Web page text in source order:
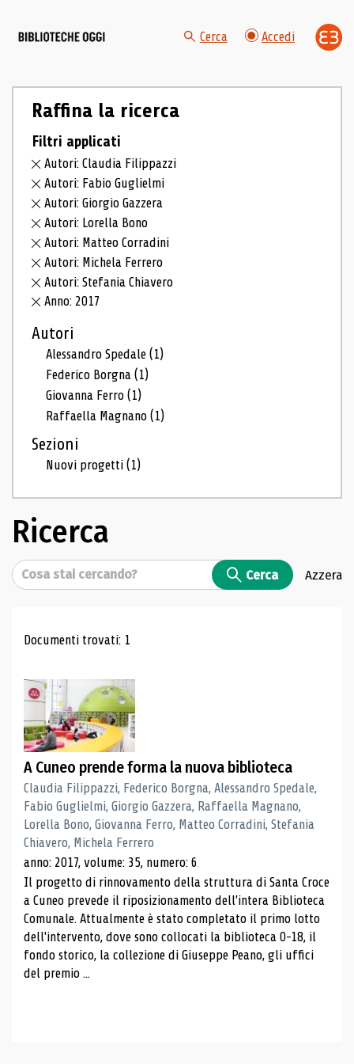
Cerca Accedi
Raffina la ricerca
Filtri applicati
Autori: Claudia Filippazzi
Autori: Fabio Guglielmi
Autori: Giorgio Gazzera
Autori: Lorella Bono
Autori: Matteo Corradini
Autori: Michela Ferrero
Autori: Stefania Chiavero
Anno: 2017
Autori
Alessandro Spedale(1)
Federico Borgna(1)
Giovanna Ferro(1)
Raffaella Magnano(1)
Sezioni
Nuovi progetti(1)
Ricerca
Cerca Cerca Azzera
Risultati di ricerca
Documenti trovati: 1
A Cuneo prende forma la nuova biblioteca
Claudia Filippazzi, Federico Borgna, Alessandro Spedale,
Fabio Guglielmi, Giorgio Gazzera, Raffaella Magnano,
Lorella Bono, Giovanna Ferro, Matteo Corradini, Stefania
Chiavero, Michela Ferrero
anno: 2017, volume: 35, numero: 6
Il progetto di rinnovamento della struttura di Santa Croce
a Cuneo prevede il riposizionamento dell'intera Biblioteca
Comunale. Attualmente è stato completato il primo lotto
dell'intervento, dove sono collocati la biblioteca 0-18, il
fondo storico, la collezione di Giuseppe Peano, gli uffici
del premio ...